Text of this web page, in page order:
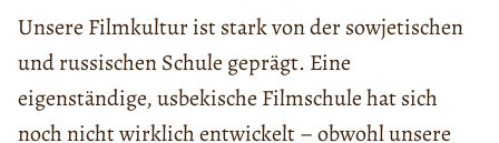
Unsere Filmkultur ist stark von der sowjetischen
und russischen Schule geprägt. Eine
eigenständige, usbekische Filmschule hat sich
noch nicht wirklich entwickelt – obwohl unsere